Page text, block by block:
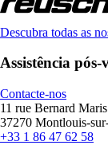
Descubra todas as
Assistência
Contacte-nos
11 rue Bernard Maris
37270 Montlouis-
+33 1 86 47 62 58